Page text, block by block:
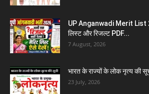
UP Anganwadi Merit List
लिस्ट और रिजल्ट PDF...
7 August, 2026
भारत के राज्यों के लोक नृत्य की
23 July, 2026